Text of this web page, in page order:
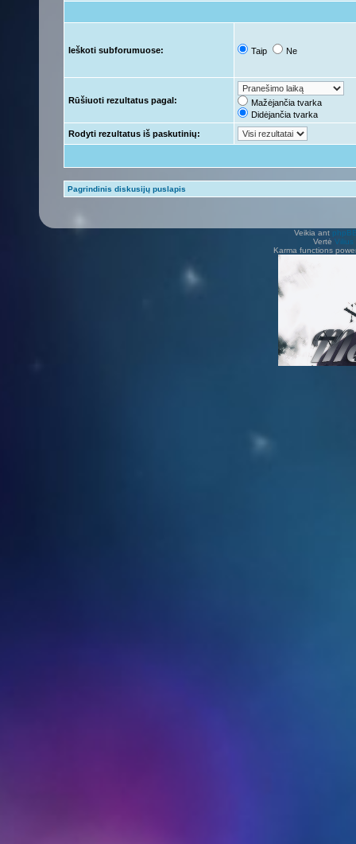
Ieškoti subforumuose: Taip Ne
Rūšiuoti rezultatus pagal:
Mažėjančia tvarka
Didėjančia tvarka
Rodyti rezultatus iš paskutinių:
Pagrindinis diskusijų puslapis
Veikia ant
Vertė Vilius
Karma functions